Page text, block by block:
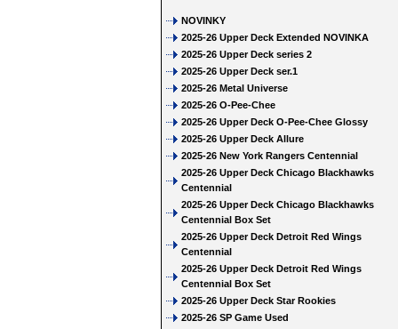
NOVINKY
2025-26 Upper Deck Extended NOVINKA
2025-26 Upper Deck series 2
2025-26 Upper Deck ser.1
2025-26 Metal Universe
2025-26 O-Pee-Chee
2025-26 Upper Deck O-Pee-Chee Glossy
2025-26 Upper Deck Allure
2025-26 New York Rangers Centennial
2025-26 Upper Deck Chicago Blackhawks
Centennial
2025-26 Upper Deck Chicago Blackhawks
Centennial Box Set
2025-26 Upper Deck Detroit Red Wings
Centennial
2025-26 Upper Deck Detroit Red Wings
Centennial Box Set
2025-26 Upper Deck Star Rookies
2025-26 SP Game Used